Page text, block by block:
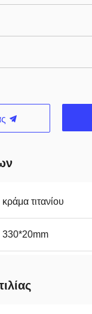
κράμα τιτανίου
330*20mm